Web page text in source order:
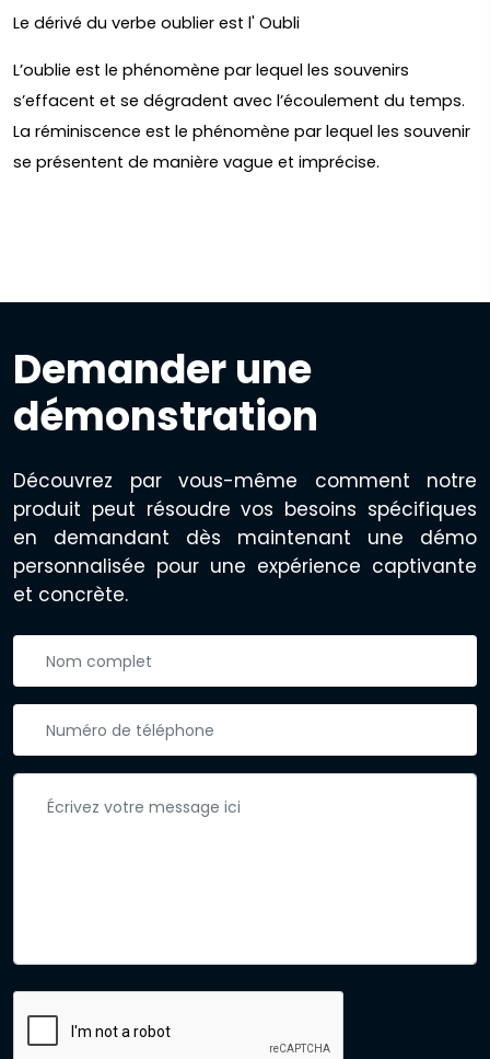
Le dérivé du verbe oublier est l' Oubli
L’oublie est le phénomène par lequel les souvenirs
s’effacent et se dégradent avec l’écoulement du temps.
La réminiscence est le phénomène par lequel les souvenir
se présentent de manière vague et imprécise.
Demander une
démonstration
Découvrez par vous-même comment notre
produit peut résoudre vos besoins spécifiques
en demandant dès maintenant une démo
personnalisée pour une expérience captivante
et concrète.